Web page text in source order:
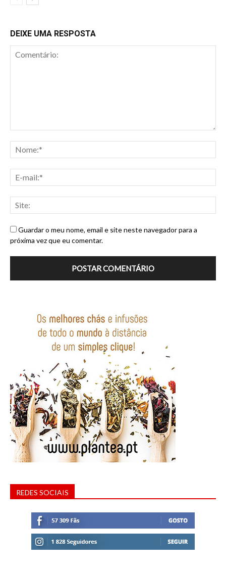
DEIXE UMA RESPOSTA
Guardar o meu nome, email e site neste navegador para a
próxima vez que eu comentar.
REDES SOCIAIS